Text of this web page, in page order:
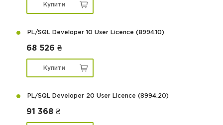
Купити
PL/SQL Developer 10 User Licence (8994.10)
68 526 ₴
Купити
PL/SQL Developer 20 User Licence (8994.20)
91 368 ₴